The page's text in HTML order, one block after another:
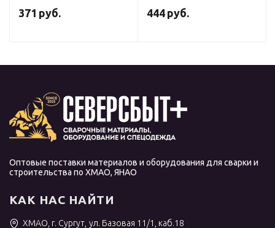
371 руб. 444 руб.
Оптовые поставки материалов и оборудования для сварки и
строительства по ХМАО, ЯНАО
КАК НАС НАЙТИ
ХМАО, г. Сургут, ул. Базовая 11/1, каб.18